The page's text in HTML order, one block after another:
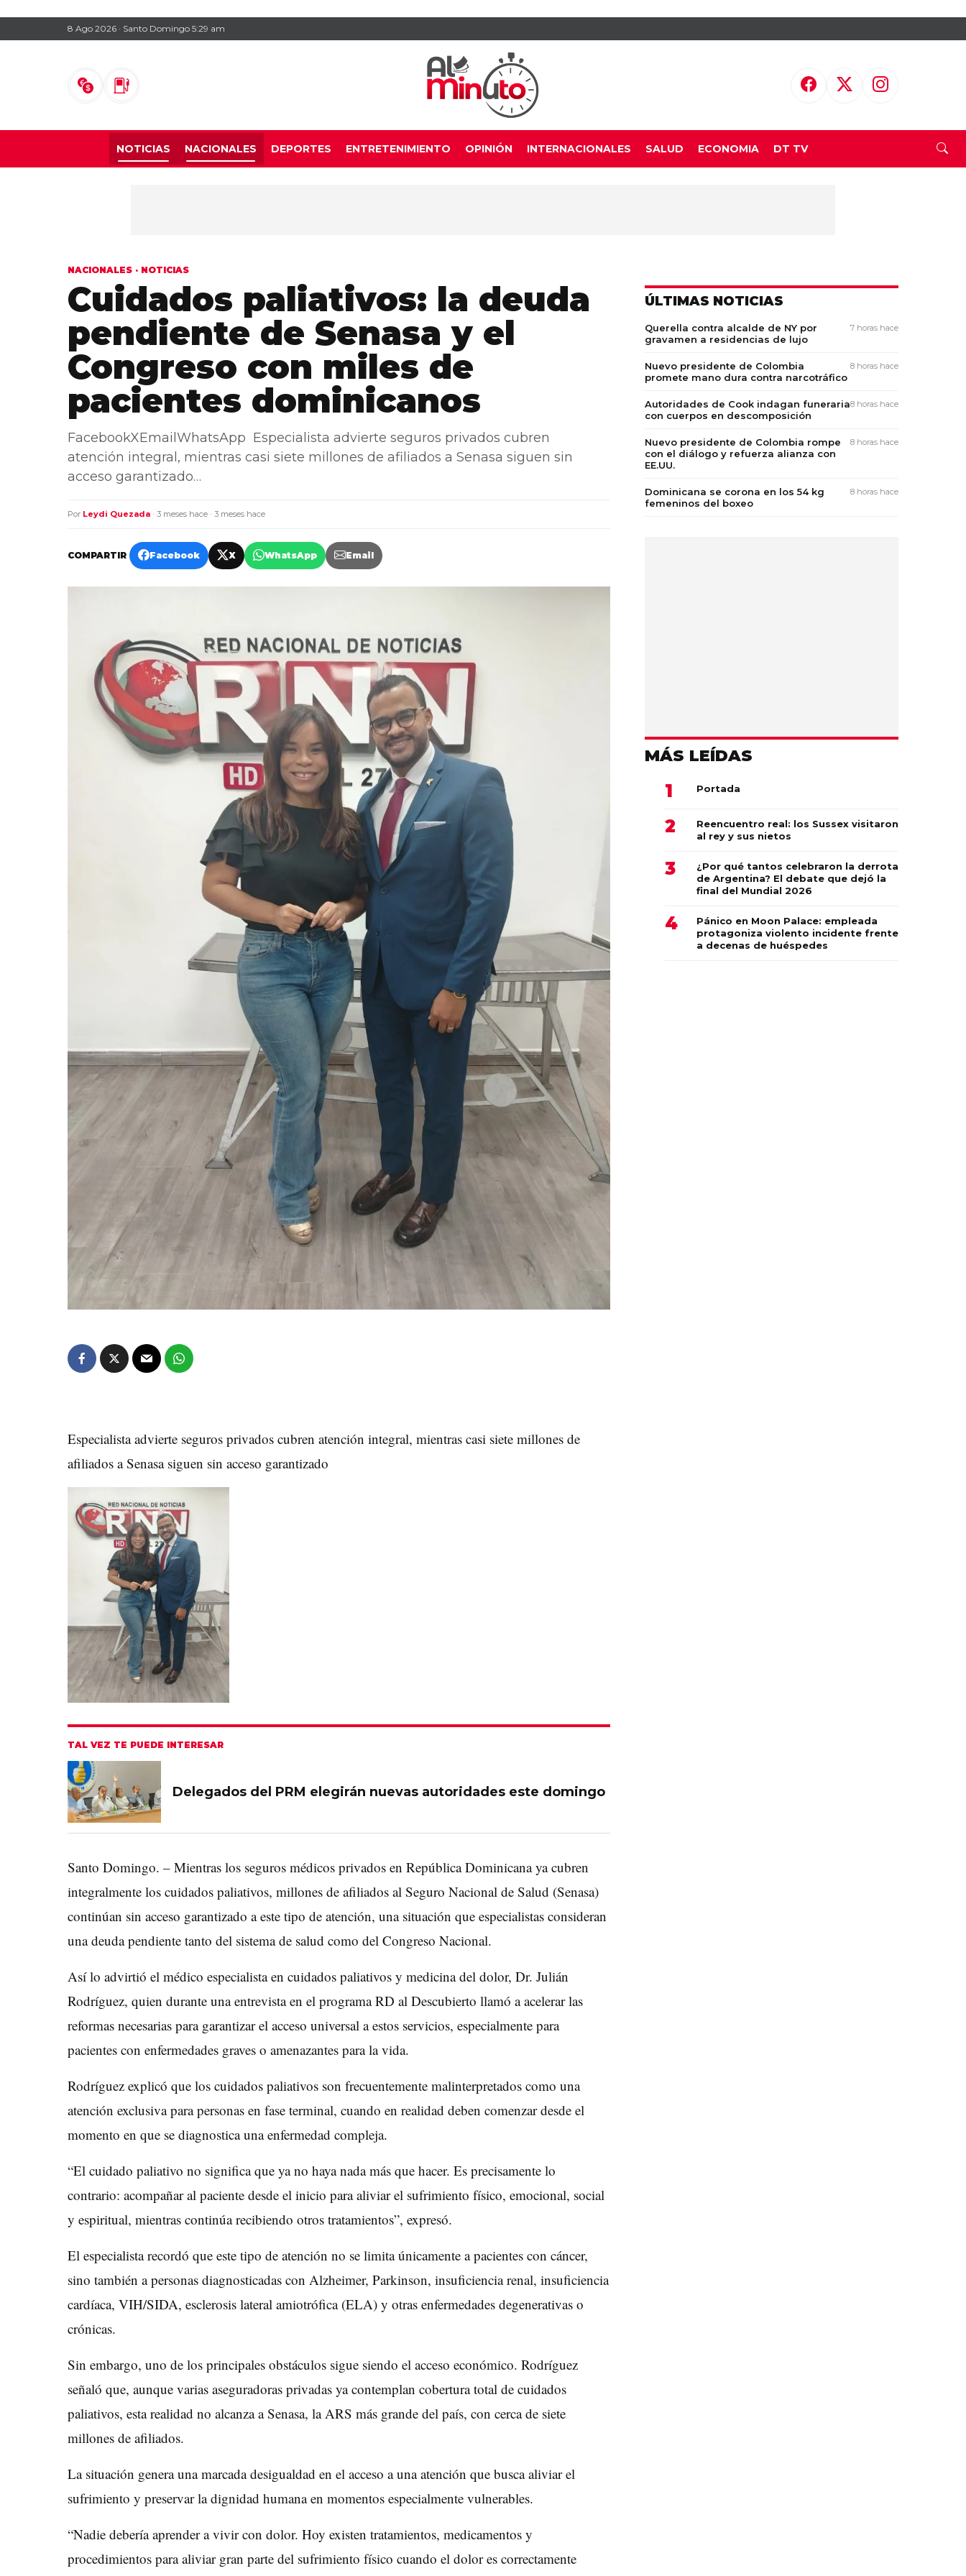
8 Ago 2026 · Santo Domingo 5:29 am
NOTICIAS NACIONALES DEPORTES ENTRETENIMIENTO OPINIÓN INTERNACIONALES SALUD ECONOMIA DT TV
NACIONALES · NOTICIAS
Cuidados paliativos: la deuda
pendiente de Senasa y el
Congreso con miles de
pacientes dominicanos
FacebookXEmailWhatsApp Especialista advierte seguros privados cubren
atención integral, mientras casi siete millones de afiliados a Senasa siguen sin
acceso garantizado…
Por Leydi Quezada · 3 meses hace · 3 meses hace
COMPARTIR Facebook X WhatsApp Email
Especialista advierte seguros privados cubren atención integral, mientras casi siete millones de
afiliados a Senasa siguen sin acceso garantizado
TAL VEZ TE PUEDE INTERESAR
Delegados del PRM elegirán nuevas autoridades este domingo
Santo Domingo. – Mientras los seguros médicos privados en República Dominicana ya cubren
integralmente los cuidados paliativos, millones de afiliados al Seguro Nacional de Salud (Senasa)
continúan sin acceso garantizado a este tipo de atención, una situación que especialistas consideran
una deuda pendiente tanto del sistema de salud como del Congreso Nacional.
Así lo advirtió el médico especialista en cuidados paliativos y medicina del dolor, Dr. Julián
Rodríguez, quien durante una entrevista en el programa RD al Descubierto llamó a acelerar las
reformas necesarias para garantizar el acceso universal a estos servicios, especialmente para
pacientes con enfermedades graves o amenazantes para la vida.
Rodríguez explicó que los cuidados paliativos son frecuentemente malinterpretados como una
atención exclusiva para personas en fase terminal, cuando en realidad deben comenzar desde el
momento en que se diagnostica una enfermedad compleja.
“El cuidado paliativo no significa que ya no haya nada más que hacer. Es precisamente lo
contrario: acompañar al paciente desde el inicio para aliviar el sufrimiento físico, emocional, social
y espiritual, mientras continúa recibiendo otros tratamientos”, expresó.
El especialista recordó que este tipo de atención no se limita únicamente a pacientes con cáncer,
sino también a personas diagnosticadas con Alzheimer, Parkinson, insuficiencia renal, insuficiencia
cardíaca, VIH/SIDA, esclerosis lateral amiotrófica (ELA) y otras enfermedades degenerativas o
crónicas.
Sin embargo, uno de los principales obstáculos sigue siendo el acceso económico. Rodríguez
señaló que, aunque varias aseguradoras privadas ya contemplan cobertura total de cuidados
paliativos, esta realidad no alcanza a Senasa, la ARS más grande del país, con cerca de siete
millones de afiliados.
La situación genera una marcada desigualdad en el acceso a una atención que busca aliviar el
sufrimiento y preservar la dignidad humana en momentos especialmente vulnerables.
“Nadie debería aprender a vivir con dolor. Hoy existen tratamientos, medicamentos y
procedimientos para aliviar gran parte del sufrimiento físico cuando el dolor es correctamente
ÚLTIMAS NOTICIAS
Querella contra alcalde de NY por
gravamen a residencias de lujo
7 horas hace
Nuevo presidente de Colombia
promete mano dura contra narcotráfico
8 horas hace
Autoridades de Cook indagan funeraria
con cuerpos en descomposición
8 horas hace
Nuevo presidente de Colombia rompe
con el diálogo y refuerza alianza con
EE.UU.
8 horas hace
Dominicana se corona en los 54 kg
femeninos del boxeo
8 horas hace
MÁS LEÍDAS
Portada
Reencuentro real: los Sussex visitaron
al rey y sus nietos
¿Por qué tantos celebraron la derrota
de Argentina? El debate que dejó la
final del Mundial 2026
Pánico en Moon Palace: empleada
protagoniza violento incidente frente
a decenas de huéspedes